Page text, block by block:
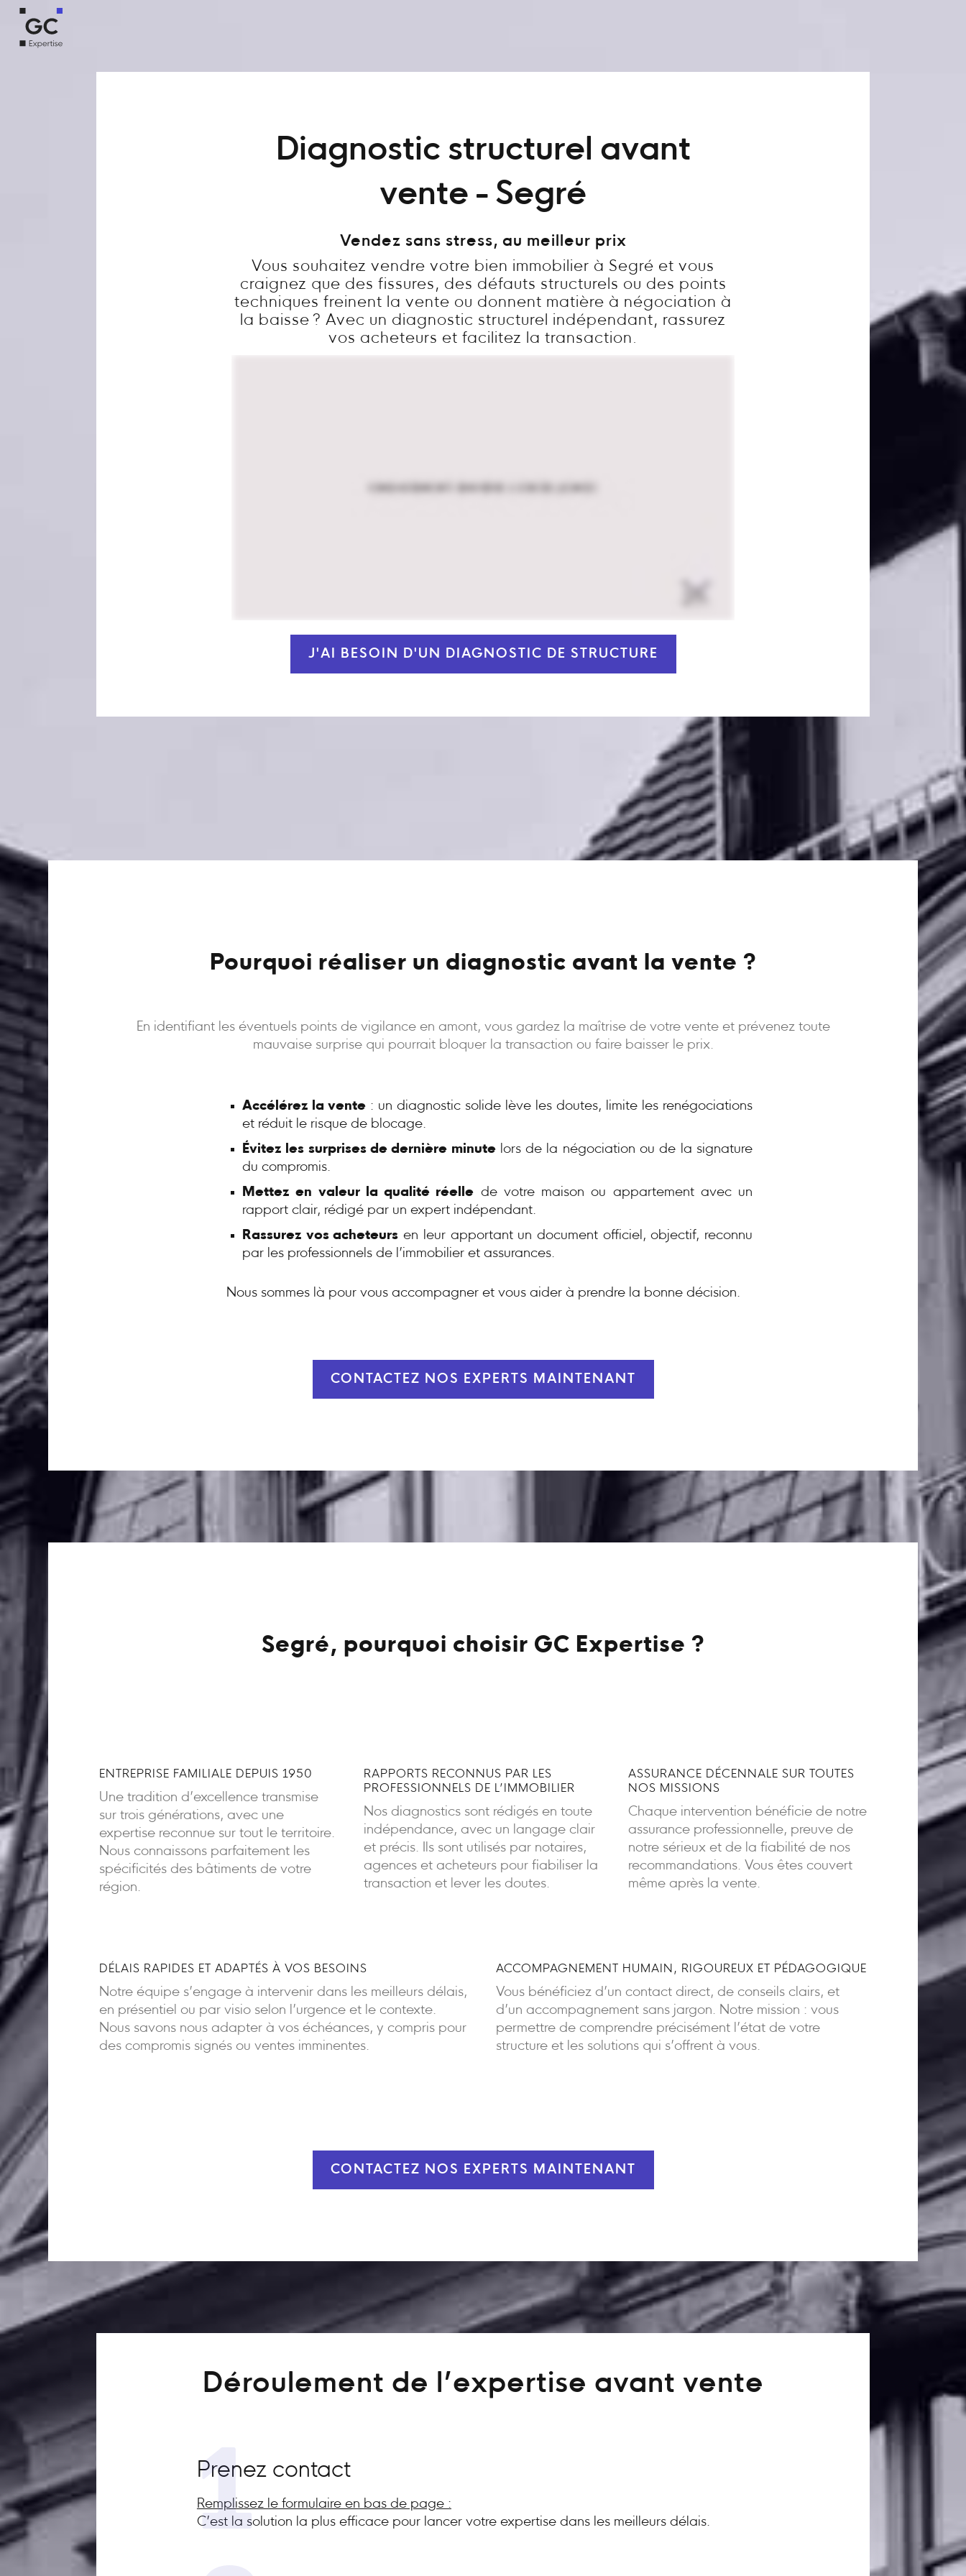
Diagnostic structurel avant
vente - Segré
Vendez sans stress, au meilleur prix
Vous souhaitez vendre votre bien immobilier à Segré et vous
craignez que des fissures, des défauts structurels ou des points
techniques freinent la vente ou donnent matière à négociation à
la baisse ? Avec un diagnostic structurel indépendant, rassurez
vos acheteurs et facilitez la transaction.
J'AI BESOIN D'UN DIAGNOSTIC DE STRUCTURE
Pourquoi réaliser un diagnostic avant la vente ?
En identifiant les éventuels points de vigilance en amont, vous gardez la maîtrise de votre vente et prévenez toute
mauvaise surprise qui pourrait bloquer la transaction ou faire baisser le prix.
Accélérez la vente : un diagnostic solide lève les doutes, limite les renégociations
et réduit le risque de blocage.
Évitez les surprises de dernière minutelors de la négociation ou de la signature
du compromis.
Mettez en valeur la qualité réelle de votre maison ou appartement avec un
rapport clair, rédigé par un expert indépendant.
Rassurez vos acheteurs en leur apportant un document officiel, objectif, reconnu
par les professionnels de l’immobilier et assurances.
Nous sommes là pour vous accompagner et vous aider à prendre la bonne décision.
CONTACTEZ NOS EXPERTS MAINTENANT
Segré, pourquoi choisir GC Expertise ?
ENTREPRISE FAMILIALE DEPUIS 1950
Une tradition d’excellence transmise
sur trois générations, avec une
expertise reconnue sur tout le territoire.
Nous connaissons parfaitement les
spécificités des bâtiments de votre
région.
RAPPORTS RECONNUS PAR LES
PROFESSIONNELS DE L’IMMOBILIER
Nos diagnostics sont rédigés en toute
indépendance, avec un langage clair
et précis. Ils sont utilisés par notaires,
agences et acheteurs pour fiabiliser la
transaction et lever les doutes.
ASSURANCE DÉCENNALE SUR TOUTES
NOS MISSIONS
Chaque intervention bénéficie de notre
assurance professionnelle, preuve de
notre sérieux et de la fiabilité de nos
recommandations. Vous êtes couvert
même après la vente.
DÉLAIS RAPIDES ET ADAPTÉS À VOS BESOINS
Notre équipe s’engage à intervenir dans les meilleurs délais,
en présentiel ou par visio selon l’urgence et le contexte.
Nous savons nous adapter à vos échéances, y compris pour
des compromis signés ou ventes imminentes.
ACCOMPAGNEMENT HUMAIN, RIGOUREUX ET PÉDAGOGIQUE
Vous bénéficiez d’un contact direct, de conseils clairs, et
d’un accompagnement sans jargon. Notre mission : vous
permettre de comprendre précisément l’état de votre
structure et les solutions qui s’offrent à vous.
CONTACTEZ NOS EXPERTS MAINTENANT
Déroulement de l’expertise avant vente
1
Prenez contact
Remplissez le formulaire en bas de page :
C’est la solution la plus efficace pour lancer votre expertise dans les meilleurs délais.